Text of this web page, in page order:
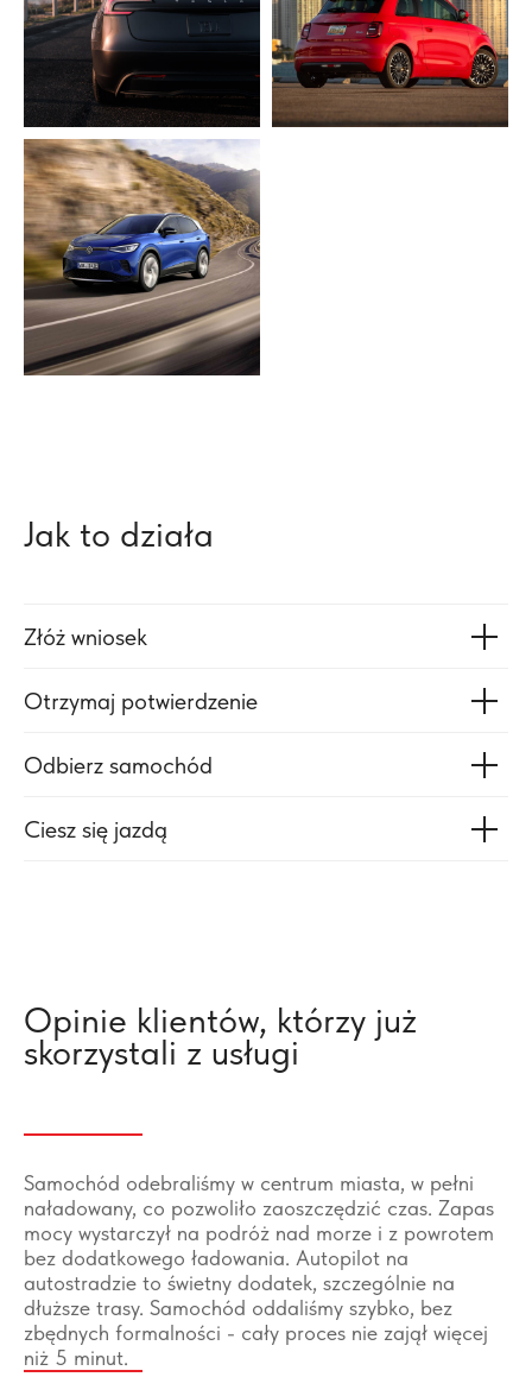
Jak to działa
Złóż wniosek
Otrzymaj potwierdzenie
Odbierz samochód
Ciesz się jazdą
Opinie klientów, którzy już
skorzystali z usługi
Samochód odebraliśmy w centrum miasta, w pełni
naładowany, co pozwoliło zaoszczędzić czas. Zapas
mocy wystarczył na podróż nad morze i z powrotem
bez dodatkowego ładowania. Autopilot na
autostradzie to świetny dodatek, szczególnie na
dłuższe trasy. Samochód oddaliśmy szybko, bez
zbędnych formalności - cały proces nie zajął więcej
niż 5 minut.